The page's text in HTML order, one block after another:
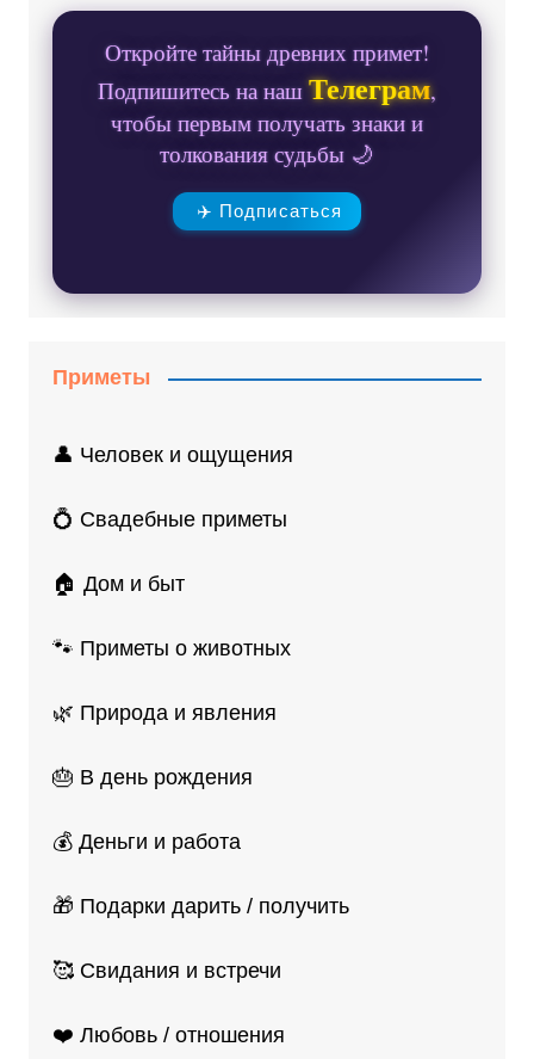
Откройте тайны древних примет!
Подпишитесь на нашТелеграм,
чтобы первым получать знаки и
толкования судьбы 🌙
✈️ Подписаться
Приметы
👤 Человек и ощущения
💍 Свадебные приметы
🏠 Дом и быт
🐾 Приметы о животных
🌿 Природа и явления
🎂 В день рождения
💰 Деньги и работа
🎁 Подарки дарить / получить
🥰 Свидания и встречи
❤️ Любовь / отношения